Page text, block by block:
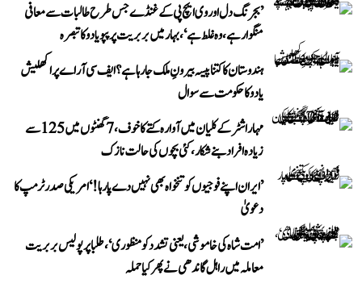
’بجرنگ دل اور وی ایچ پی کے غنڈے جس طرح طالبات سے معافی
منگوا رہے، وہ غلط ہے‘، بہار میں بربریت پر پپو یادو کا تبصرہ
ہندوستان کا کتنا پیسہ بیرونِ ملک جا رہا ہے؟ ایف سی آر اے پر اکھلیش
یادو کا حکومت سے سوال
مہاراشٹر کے کلیان میں آوارہ کتے کا خوف، 7 گھنٹوں میں 125 سے
زیادہ افراد بنے شکار، کئی بچوں کی حالت نازک
’ایران اپنے فوجیوں کو تنخواہ بھی نہیں دے پا رہا!‘ امریکی صدر ٹرمپ کا
دعویٰ
’امت شاہ کی خاموشی، یعنی تشدد کو منظوری‘، طلبا پر پولیس بربریت
معاملہ میں راہل گاندھی نے پھر کیا حملہ